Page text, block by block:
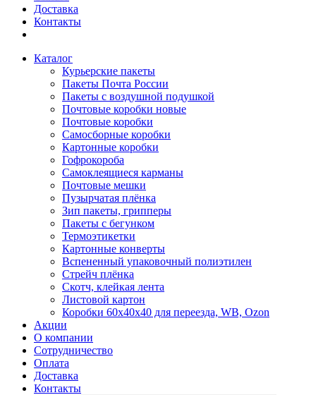
Доставка
Контакты
Каталог
Курьерские пакеты
Пакеты Почта России
Пакеты с воздушной подушкой
Почтовые коробки новые
Почтовые коробки
Самосборные коробки
Картонные коробки
Гофрокороба
Самоклеящиеся карманы
Почтовые мешки
Пузырчатая плёнка
Зип пакеты, грипперы
Пакеты с бегунком
Термоэтикетки
Картонные конверты
Вспененный упаковочный полиэтилен
Стрейч плёнка
Скотч, клейкая лента
Листовой картон
Коробки 60х40х40 для переезда, WB, Ozon
Акции
О компании
Сотрудничество
Оплата
Доставка
Контакты